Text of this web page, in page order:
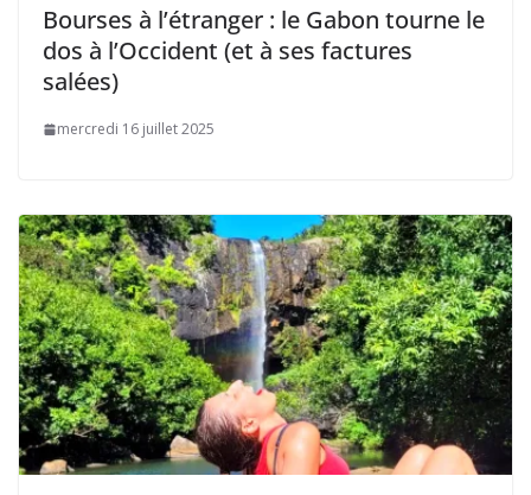
Bourses à l’étranger : le Gabon tourne le
dos à l’Occident (et à ses factures
salées)
mercredi 16 juillet 2025